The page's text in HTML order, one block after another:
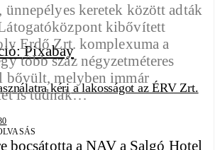
kéri a lakosságot az ÉRV Zrt.
ünnepélyes keretek között adták
kibővített
Erdő Zrt. komplexuma a
több száz négyzetméteres
bővült, melyben immár
is tudnak…